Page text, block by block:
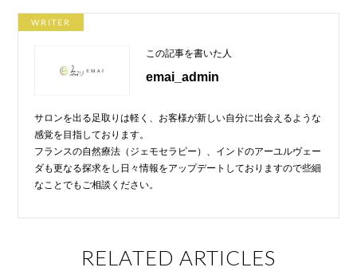
c
e
b
o
k
tt
er
e
ck
WRITER
この記事を書いた人
emai_admin
サロンを出る足取りは軽く、お客様が新しい自分に出会えるような
感覚を目指しております。
フランスの自然療法（ジェモセラピー）、インドのアーユルヴェー
ダも更なる探求をし日々情報をアップデートしておりますので些細
なことでもご相談ください。
RELATED ARTICLES